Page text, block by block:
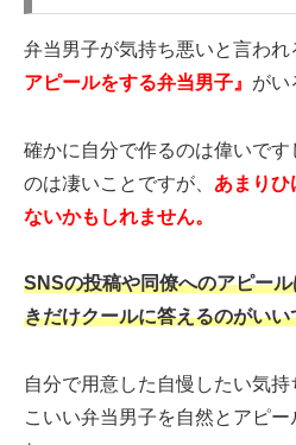
弁当男子が気持ち悪いと言われ
アピールをする弁当男子』 がい
確かに自分で作るのは偉いで
のは凄いことですが、 あまりひ
ないかもしれません。
SNSの投稿や同僚へのアピー
きだけクールに答えるのがいい
自分で用意した自慢したい気
こいい弁当男子を自然とアピ